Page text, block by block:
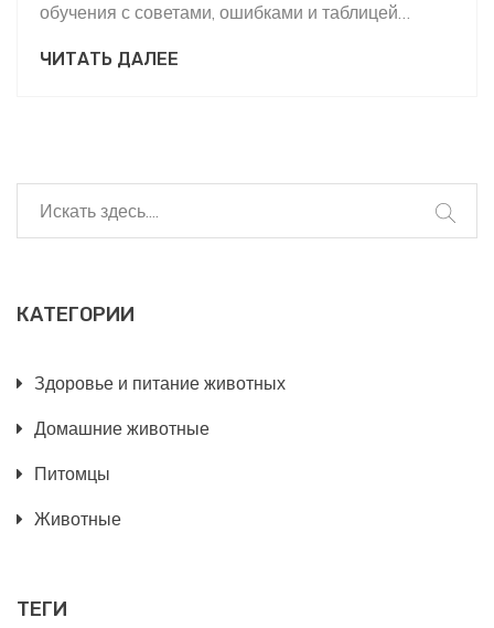
обучения с советами, ошибками и таблицей
ЧИТАТЬ ДАЛЕЕ
КАТЕГОРИИ
Здоровье и питание животных
Домашние животные
Питомцы
Животные
ТЕГИ